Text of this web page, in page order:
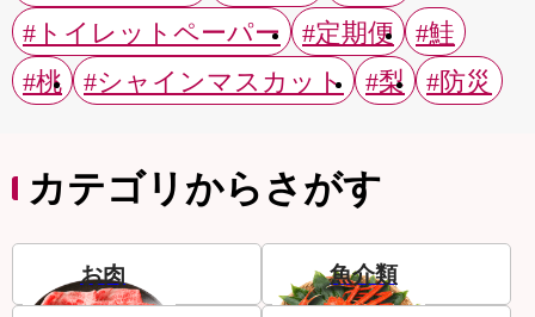
#トイレットペーパー
#定期便
#鮭
#桃
#シャインマスカット #梨 #防災
カテゴリからさがす
お肉 魚介類